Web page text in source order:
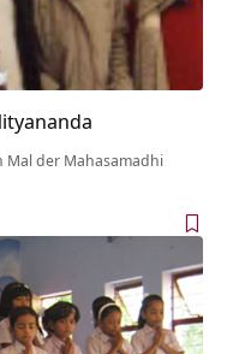
Mal der Mahasamadhi